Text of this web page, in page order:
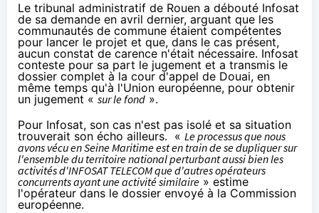
Le tribunal administratif de Rouen a débouté Infosat
de sa demande en avril dernier, arguant que les
communautés de commune étaient compétentes
pour lancer le projet et que, dans le cas présent,
aucun constat de carence n'était nécessaire. Infosat
conteste pour sa part le jugement et a transmis le
dossier complet à la cour d'appel de Douai, en
même temps qu'à l'Union européenne, pour obtenir
un jugement «sur le fond ».
Pour Infosat, son cas n'est pas isolé et sa situation
trouverait son écho ailleurs. « Le processus que nous
avons vécu en Seine Maritime est en train de se dupliquer sur
l'ensemble du territoire national perturbant aussi bien les
activités d'INFOSAT TELECOM que d'autres opérateurs
concurrents ayant une activité similaire » estime
l'opérateur dans le dossier envoyé à la Commission
européenne.